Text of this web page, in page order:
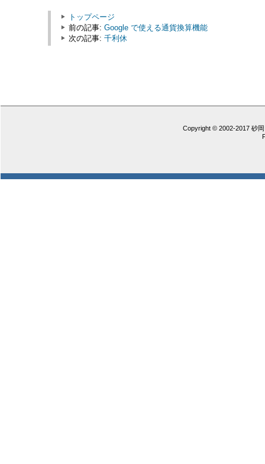
トップページ
前の記事: Google で使える通貨換算機能
次の記事: 千利休
Copyright © 2002-2017 砂